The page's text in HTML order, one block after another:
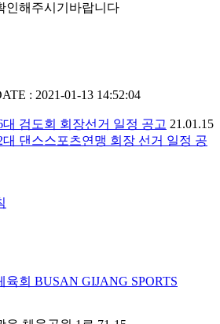
인해주시기바랍니다
: 2021-01-13 14:52:04
대 검도회 회장선거 일정 공고 21.01.15
대 댄스스포츠연맹 회장 선거 일정 공